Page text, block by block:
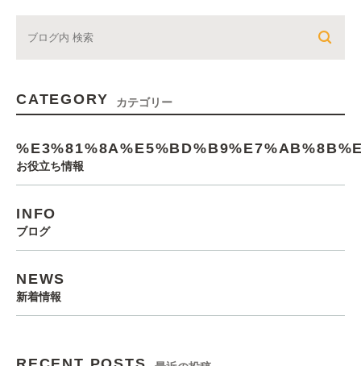
CATEGORY カテゴリー
お役立ち情報
INFO
ブログ
NEWS
新着情報